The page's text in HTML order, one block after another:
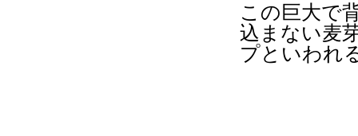
この巨大で
込まない麦
プといわれ